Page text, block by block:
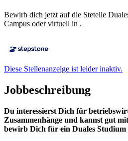
Bewirb dich jetzt auf die Stetelle
Campus oder virtuell in .
Diese Stellenanzeige ist leider inaktiv.
Jobbeschreibung
Du interessierst Dich für
Zusammenhänge und kannst gut
bewirb Dich für ein Duales